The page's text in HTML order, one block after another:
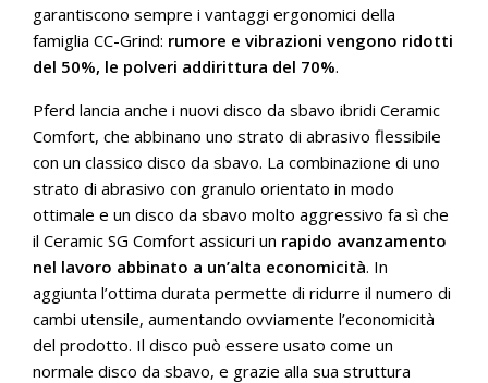
garantiscono sempre i vantaggi ergonomici della
famiglia CC-Grind: rumore e vibrazioni vengono ridotti
del 50%, le polveri addirittura del 70%.
Pferd lancia anche i nuovi disco da sbavo ibridi Ceramic
Comfort, che abbinano uno strato di abrasivo flessibile
con un classico disco da sbavo. La combinazione di uno
strato di abrasivo con granulo orientato in modo
ottimale e un disco da sbavo molto aggressivo fa sì che
il Ceramic SG Comfort assicuri un rapido avanzamento
nel lavoro abbinato a un’alta economicità. In
aggiunta l’ottima durata permette di ridurre il numero di
cambi utensile, aumentando ovviamente l’economicità
del prodotto. Il disco può essere usato come un
normale disco da sbavo, e grazie alla sua struttura